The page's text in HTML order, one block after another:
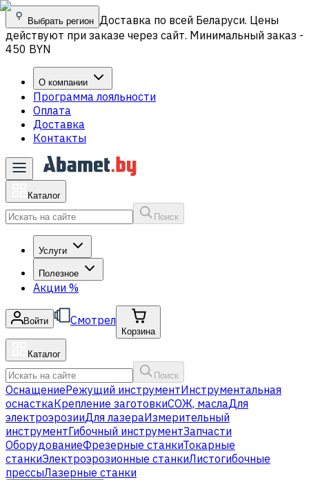
Выбрать регион Доставка по всей Беларуси. Цены
действуют при заказе через сайт. Минимальный заказ -
450 BYN
О компании
Программа лояльности
Оплата
Доставка
Контакты
Каталог
Поиск
Услуги
Полезное
Акции %
Войти Смотрел
Корзина
Каталог
Поиск
ОснащениеРежущий инструментИнструментальная
оснасткаКрепление заготовкиСОЖ, маслаДля
электроэрозииДля лазераИзмерительный
инструментГибочный инструментЗапчасти
ОборудованиеФрезерные станкиТокарные
станкиЭлектроэрозионные станкиЛистогибочные
прессыЛазерные станки